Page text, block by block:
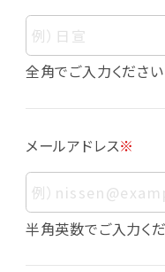
個人情報
個人情報とは、お
て、当該情報を構
す。また、その情
も、他の情報と容
お客様個人を識別
れます。
個人情報の利
全角でご入力ください
メールアドレス※
半角英数でご入力く